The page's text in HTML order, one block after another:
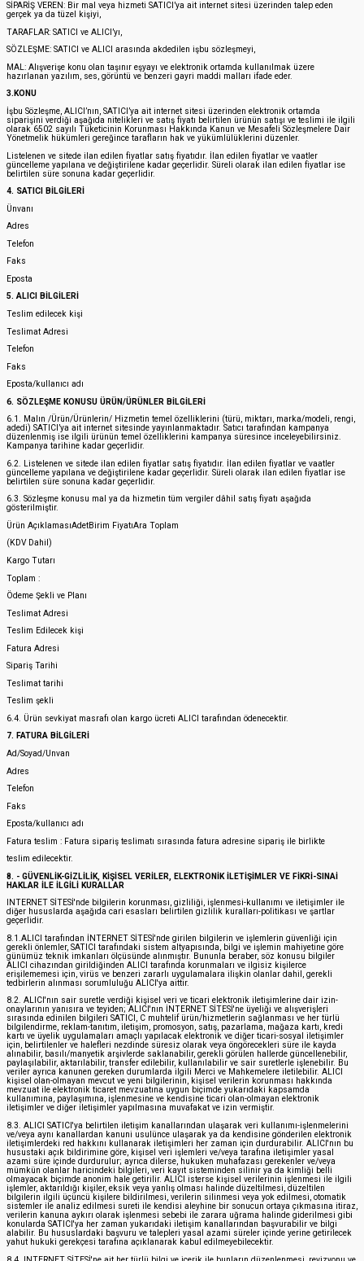
SİPARİŞ VEREN: Bir mal veya hizmeti SATICI’ya ait internet sitesi üzerinden talep eden
gerçek ya da tüzel kişiyi,
TARAFLAR: SATICI ve ALICI’yı,
SÖZLEŞME: SATICI ve ALICI arasında akdedilen işbu sözleşmeyi,
MAL: Alışverişe konu olan taşınır eşyayı ve elektronik ortamda kullanılmak üzere
hazırlanan yazılım, ses, görüntü ve benzeri gayri maddi malları ifade eder.
3.KONU
İşbu Sözleşme, ALICI’nın, SATICI’ya ait internet sitesi üzerinden elektronik ortamda
siparişini verdiği aşağıda nitelikleri ve satış fiyatı belirtilen ürünün satışı ve teslimi ile ilgili
olarak 6502 sayılı Tüketicinin Korunması Hakkında Kanun ve Mesafeli Sözleşmelere Dair
Yönetmelik hükümleri gereğince tarafların hak ve yükümlülüklerini düzenler.
Listelenen ve sitede ilan edilen fiyatlar satış fiyatıdır. İlan edilen fiyatlar ve vaatler
güncelleme yapılana ve değiştirilene kadar geçerlidir. Süreli olarak ilan edilen fiyatlar ise
belirtilen süre sonuna kadar geçerlidir.
4. SATICI BİLGİLERİ
Ünvanı
Adres
Telefon
Faks
Eposta
5. ALICI BİLGİLERİ
Teslim edilecek kişi
Teslimat Adresi
Telefon
Faks
Eposta/kullanıcı adı
6. SÖZLEŞME KONUSU ÜRÜN/ÜRÜNLER BİLGİLERİ
6.1. Malın /Ürün/Ürünlerin/ Hizmetin temel özelliklerini (türü, miktarı, marka/modeli, rengi,
adedi) SATICI’ya ait internet sitesinde yayınlanmaktadır. Satıcı tarafından kampanya
düzenlenmiş ise ilgili ürünün temel özelliklerini kampanya süresince inceleyebilirsiniz.
Kampanya tarihine kadar geçerlidir.
6.2. Listelenen ve sitede ilan edilen fiyatlar satış fiyatıdır. İlan edilen fiyatlar ve vaatler
güncelleme yapılana ve değiştirilene kadar geçerlidir. Süreli olarak ilan edilen fiyatlar ise
belirtilen süre sonuna kadar geçerlidir.
6.3. Sözleşme konusu mal ya da hizmetin tüm vergiler dâhil satış fiyatı aşağıda
gösterilmiştir.
Ürün AçıklamasıAdetBirim FiyatıAra Toplam
(KDV Dahil)
Kargo Tutarı
Toplam :
Ödeme Şekli ve Planı
Teslimat Adresi
Teslim Edilecek kişi
Fatura Adresi
Sipariş Tarihi
Teslimat tarihi
Teslim şekli
6.4. Ürün sevkiyat masrafı olan kargo ücreti ALICI tarafından ödenecektir.
7. FATURA BİLGİLERİ
Ad/Soyad/Unvan
Adres
Telefon
Faks
Eposta/kullanıcı adı
Fatura teslim : Fatura sipariş teslimatı sırasında fatura adresine sipariş ile birlikte
teslim edilecektir.
8. - GÜVENLİK-GİZLİLİK, KİŞİSEL VERİLER, ELEKTRONİK İLETİŞİMLER VE FİKRİ-SINAİ
HAKLAR İLE İLGİLİ KURALLAR
INTERNET SİTESİ'nde bilgilerin korunması, gizliliği, işlenmesi-kullanımı ve iletişimler ile
diğer hususlarda aşağıda cari esasları belirtilen gizlilik kuralları-politikası ve şartlar
geçerlidir.
8.1.ALICI tarafından İNTERNET SİTESİ'nde girilen bilgilerin ve işlemlerin güvenliği için
gerekli önlemler, SATICI tarafındaki sistem altyapısında, bilgi ve işlemin mahiyetine göre
günümüz teknik imkanları ölçüsünde alınmıştır. Bununla beraber, söz konusu bilgiler
ALICI cihazından girildiğinden ALICI tarafında korunmaları ve ilgisiz kişilerce
erişilememesi için, virüs ve benzeri zararlı uygulamalara ilişkin olanlar dahil, gerekli
tedbirlerin alınması sorumluluğu ALICI'ya aittir.
8.2. ALICI'nın sair suretle verdiği kişisel veri ve ticari elektronik iletişimlerine dair izin-
onaylarının yanısıra ve teyiden; ALICI'nın İNTERNET SİTESİ'ne üyeliği ve alışverişleri
sırasında edinilen bilgileri SATICI, C muhtelif ürün/hizmetlerin sağlanması ve her türlü
bilgilendirme, reklam-tanıtım, iletişim, promosyon, satış, pazarlama, mağaza kartı, kredi
kartı ve üyelik uygulamaları amaçlı yapılacak elektronik ve diğer ticari-sosyal iletişimler
için, belirtilenler ve halefleri nezdinde süresiz olarak veya öngörecekleri süre ile kayda
alınabilir, basılı/manyetik arşivlerde saklanabilir, gerekli görülen hallerde güncellenebilir,
paylaşılabilir, aktarılabilir, transfer edilebilir, kullanılabilir ve sair suretlerle işlenebilir. Bu
veriler ayrıca kanunen gereken durumlarda ilgili Merci ve Mahkemelere iletilebilir. ALICI
kişisel olan-olmayan mevcut ve yeni bilgilerinin, kişisel verilerin korunması hakkında
mevzuat ile elektronik ticaret mevzuatına uygun biçimde yukarıdaki kapsamda
kullanımına, paylaşımına, işlenmesine ve kendisine ticari olan-olmayan elektronik
iletişimler ve diğer iletişimler yapılmasına muvafakat ve izin vermiştir.
8.3. ALICI SATICI'ya belirtilen iletişim kanallarından ulaşarak veri kullanımı-işlenmelerini
ve/veya aynı kanallardan kanuni usulünce ulaşarak ya da kendisine gönderilen elektronik
iletişimlerdeki red hakkını kullanarak iletişimleri her zaman için durdurabilir. ALICI'nın bu
husustaki açık bildirimine göre, kişisel veri işlemleri ve/veya tarafına iletişimler yasal
azami süre içinde durdurulur; ayrıca dilerse, hukuken muhafazası gerekenler ve/veya
mümkün olanlar haricindeki bilgileri, veri kayıt sisteminden silinir ya da kimliği belli
olmayacak biçimde anonim hale getirilir. ALICI isterse kişisel verilerinin işlenmesi ile ilgili
işlemler, aktarıldığı kişiler, eksik veya yanlış olması halinde düzeltilmesi, düzeltilen
bilgilerin ilgili üçüncü kişilere bildirilmesi, verilerin silinmesi veya yok edilmesi, otomatik
sistemler ile analiz edilmesi sureti ile kendisi aleyhine bir sonucun ortaya çıkmasına itiraz,
verilerin kanuna aykırı olarak işlenmesi sebebi ile zarara uğrama halinde giderilmesi gibi
konularda SATICI'ya her zaman yukarıdaki iletişim kanallarından başvurabilir ve bilgi
alabilir. Bu hususlardaki başvuru ve talepleri yasal azami süreler içinde yerine getirilecek
yahut hukuki gerekçesi tarafına açıklanarak kabul edilmeyebilecektir.